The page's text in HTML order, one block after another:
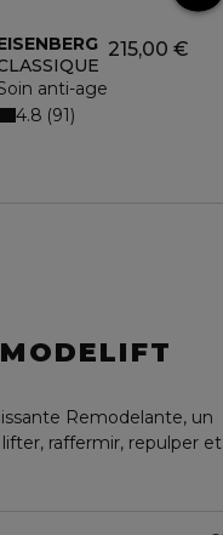
anti-age
215,00 €
4.8 91
Remodelante, un
raffermir, repulper et